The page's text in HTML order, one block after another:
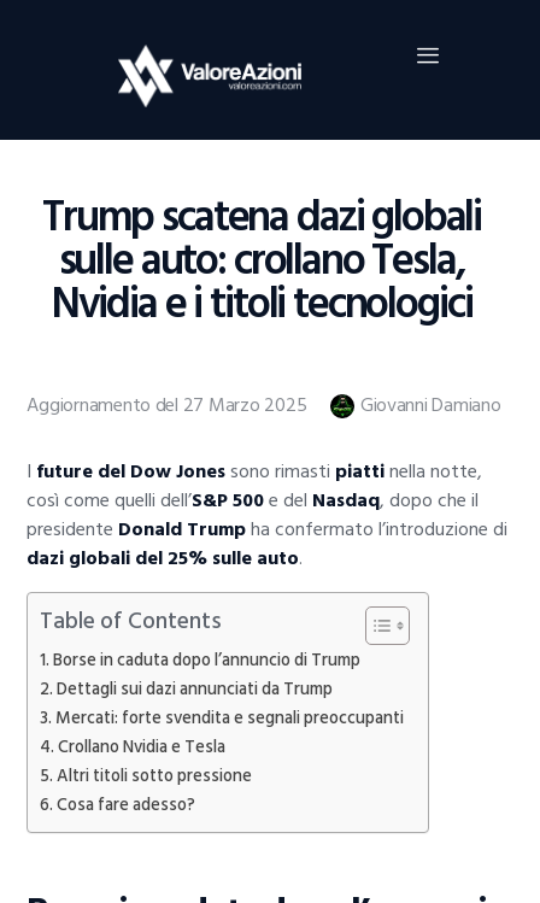
Trump scatena dazi globali
sulle auto: crollano Tesla,
Nvidia e i titoli tecnologici
Home
Investimenti
Borsa
Guide Al Trading
Criptovalute
Aggiornamento del 27 Marzo 2025 Giovanni Damiano
I future del Dow Jonessono rimasti piattinella notte,
così come quelli dell’S&P 500e del Nasdaq, dopo che il
presidente Donald Trumpha confermato l’introduzione di
dazi globali del 25% sulle auto.
Table of Contents
Borse in caduta dopo l’annuncio di Trump
Dettagli sui dazi annunciati da Trump
Mercati: forte svendita e segnali preoccupanti
Crollano Nvidia e Tesla
Altri titoli sotto pressione
Cosa fare adesso?